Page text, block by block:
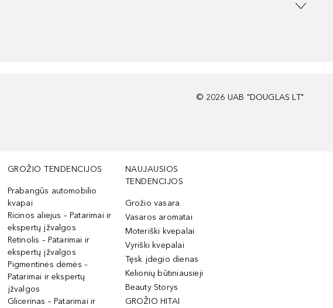
© 2026 UAB "DOUGLAS LT"
GROŽIO TENDENCIJOS
Prabangūs automobilio
kvapai
Ricinos aliejus – Patarimai ir
ekspertų įžvalgos
Retinolis – Patarimai ir
ekspertų įžvalgos
Pigmentinės dėmės –
Patarimai ir ekspertų
įžvalgos
Glicerinas – Patarimai ir
NAUJAUSIOS
TENDENCIJOS
Grožio vasara
Vasaros aromatai
Moteriški kvepalai
Vyriški kvepalai
Tęsk įdegio dienas
Kelionių būtiniausieji
Beauty Storys
GROŽIO HITAI